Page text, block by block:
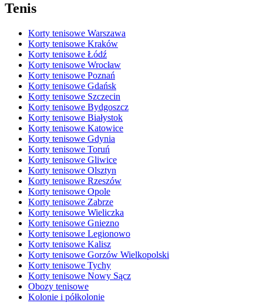
Tenis
Korty tenisowe Warszawa
Korty tenisowe Kraków
Korty tenisowe Łódź
Korty tenisowe Wrocław
Korty tenisowe Poznań
Korty tenisowe Gdańsk
Korty tenisowe Szczecin
Korty tenisowe Bydgoszcz
Korty tenisowe Białystok
Korty tenisowe Katowice
Korty tenisowe Gdynia
Korty tenisowe Toruń
Korty tenisowe Gliwice
Korty tenisowe Olsztyn
Korty tenisowe Rzeszów
Korty tenisowe Opole
Korty tenisowe Zabrze
Korty tenisowe Wieliczka
Korty tenisowe Gniezno
Korty tenisowe Legionowo
Korty tenisowe Kalisz
Korty tenisowe Gorzów Wielkopolski
Korty tenisowe Tychy
Korty tenisowe Nowy Sącz
Obozy tenisowe
Kolonie i półkolonie